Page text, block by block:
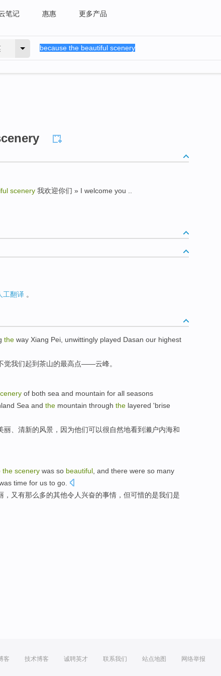
笔记 惠惠 更多产品
scenery 我欢迎你们 » I welcome you ..
工翻译 。
the way Xiang Pei, unwittingly played Dasan our highest
觉我们起到茶山的最高点——云峰。
of both sea and mountain for all seasons
Sea and the mountain through the layered 'brise
丽 清新的风景 ， 因为他们可以很自然地看到濑户内海和
the scenery was so beautiful, and there were so many
time for us to go.
， 又有那么多的其他令人兴奋的事情 ， 但可惜的是我们是
客 技术博客 诚聘英才 联系我们 站点地图 网络举报